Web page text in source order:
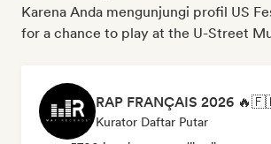
Karena Anda mengunjungi profil US
for a chance to play at the U-Street
Kurator Daftar Putar